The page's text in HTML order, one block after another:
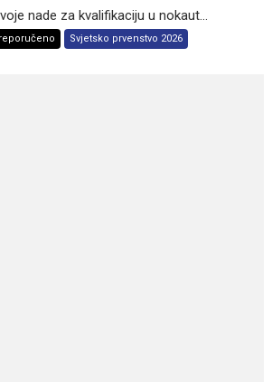
nade za kvalifikaciju u nokaut...
Svjetsko prvenstvo 2026